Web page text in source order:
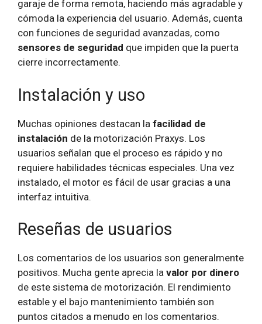
garaje de forma remota, haciendo más agradable y
cómoda la experiencia del usuario. Además, cuenta
con funciones de seguridad avanzadas, como
sensores de seguridad que impiden que la puerta
cierre incorrectamente.
Instalación y uso
Muchas opiniones destacan la facilidad de
instalación de la motorización Praxys. Los
usuarios señalan que el proceso es rápido y no
requiere habilidades técnicas especiales. Una vez
instalado, el motor es fácil de usar gracias a una
interfaz intuitiva.
Reseñas de usuarios
Los comentarios de los usuarios son generalmente
positivos. Mucha gente aprecia la valor por dinero
de este sistema de motorización. El rendimiento
estable y el bajo mantenimiento también son
puntos citados a menudo en los comentarios.